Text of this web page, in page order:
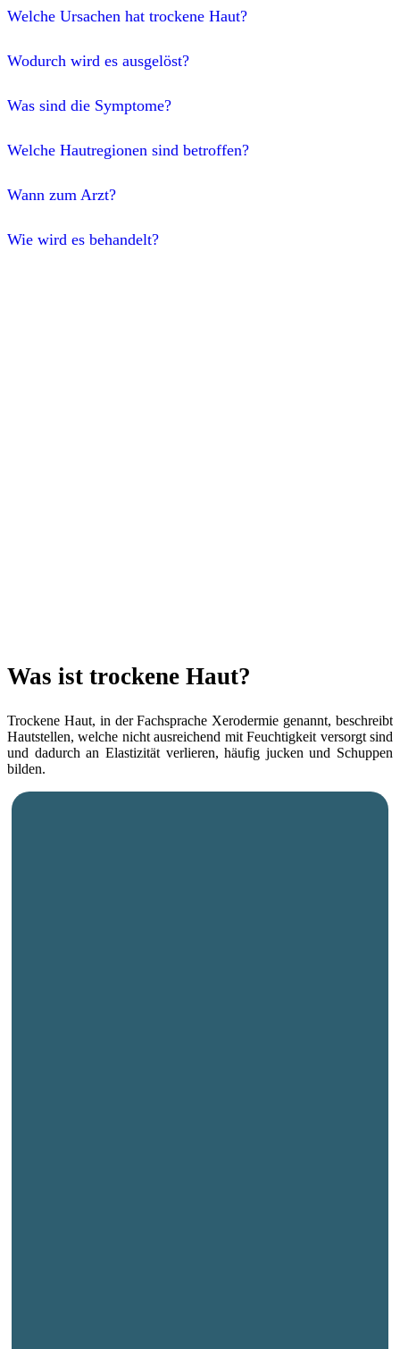
Welche Ursachen hat trockene Haut?
Wodurch wird es ausgelöst?
Was sind die Symptome?
Welche Hautregionen sind betroffen?
Wann zum Arzt?
Wie wird es behandelt?
Was ist trockene Haut?
Trockene Haut, in der Fachsprache Xerodermie genannt, beschreibt
Hautstellen, welche nicht ausreichend mit Feuchtigkeit versorgt sind
und dadurch an Elastizität verlieren, häufig jucken und Schuppen
bilden.